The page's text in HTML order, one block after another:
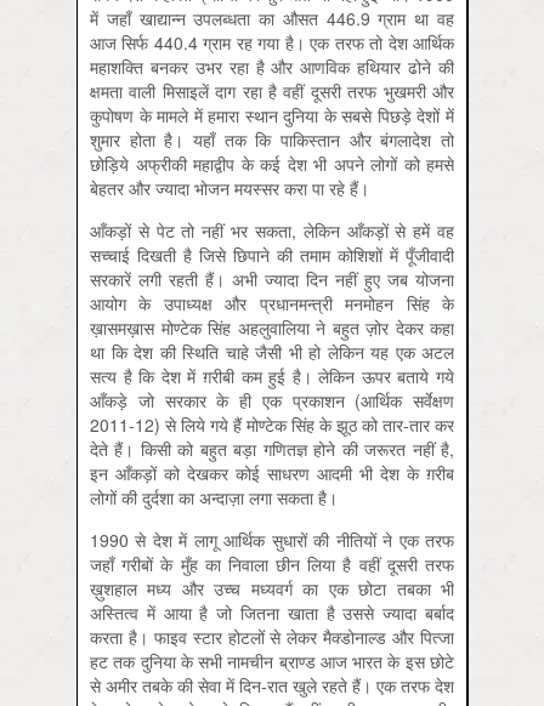
में जहाँ खाद्यान्न उपलब्धता का औसत 446.9 ग्राम था वह
आज सिर्फ 440.4 ग्राम रह गया है। एक तरफ तो देश आर्थिक
महाशक्ति बनकर उभर रहा है और आणविक हथियार ढोने की
क्षमता वाली मिसाइलें दाग रहा है वहीं दूसरी तरफ भुखमरी और
कुपोषण के मामले में हमारा स्थान दुनिया के सबसे पिछड़े देशों में
शुमार होता है। यहाँ तक कि पाकिस्तान और बंगलादेश तो
छोड़िये अफ्रीकी महाद्वीप के कई देश भी अपने लोगों को हमसे
बेहतर और ज्यादा भोजन मयस्सर करा पा रहे हैं।
आँकड़ों से पेट तो नहीं भर सकता, लेकिन आँकड़ों से हमें वह
सच्चाई दिखती है जिसे छिपाने की तमाम कोशिशों में पूँजीवादी
सरकारें लगी रहती हैं। अभी ज्यादा दिन नहीं हुए जब योजना
आयोग के उपाध्यक्ष और प्रधानमन्त्री मनमोहन सिंह के
ख़ासमख़ास मोण्टेक सिंह अहलुवालिया ने बहुत ज़ोर देकर कहा
था कि देश की स्थिति चाहे जैसी भी हो लेकिन यह एक अटल
सत्य है कि देश में ग़रीबी कम हुई है। लेकिन ऊपर बताये गये
आँकड़े जो सरकार के ही एक प्रकाशन (आर्थिक सर्वेक्षण
2011-12) से लिये गये हैं मोण्टेक सिंह के झूठ को तार-तार कर
देते हैं। किसी को बहुत बड़ा गणितज्ञ होने की जरूरत नहीं है,
इन आँकड़ों को देखकर कोई साधरण आदमी भी देश के ग़रीब
लोगों की दुर्दशा का अन्दाज़ा लगा सकता है।
1990 से देश में लागू आर्थिक सुधारों की नीतियों ने एक तरफ
जहाँ गरीबों के मुँह का निवाला छीन लिया है वहीं दूसरी तरफ
ख़ुशहाल मध्य और उच्च मध्यवर्ग का एक छोटा तबका भी
अस्तित्व में आया है जो जितना खाता है उससे ज्यादा बर्बाद
करता है। फाइव स्टार होटलों से लेकर मैक्डोनाल्ड और पित्जा
हट तक दुनिया के सभी नामचीन ब्राण्ड आज भारत के इस छोटे
से अमीर तबके की सेवा में दिन-रात खुले रहते हैं। एक तरफ देश